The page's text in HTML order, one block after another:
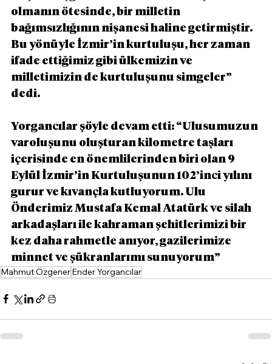
olmanın ötesinde, bir milletin
bağımsızlığının nişanesi haline getirmiştir.
Bu yönüyle İzmir’in kurtuluşu, her zaman
ifade ettiğimiz gibi ülkemizin ve
milletimizin de kurtuluşunu simgeler”
dedi.
Yorgancılar şöyle devam etti: “Ulusumuzun
varoluşunu oluşturan kilometre taşları
içerisinde en önemlilerinden biri olan 9
Eylül İzmir’in Kurtuluşunun 102’inci yılını
gurur ve kıvançla kutluyorum. Ulu
Önderimiz Mustafa Kemal Atatürk ve silah
arkadaşları ile kahraman şehitlerimizi bir
kez daha rahmetle anıyor, gazilerimize
minnet ve şükranlarımı sunuyorum”
Mahmut ÖzgenerEnder Yorgancılar